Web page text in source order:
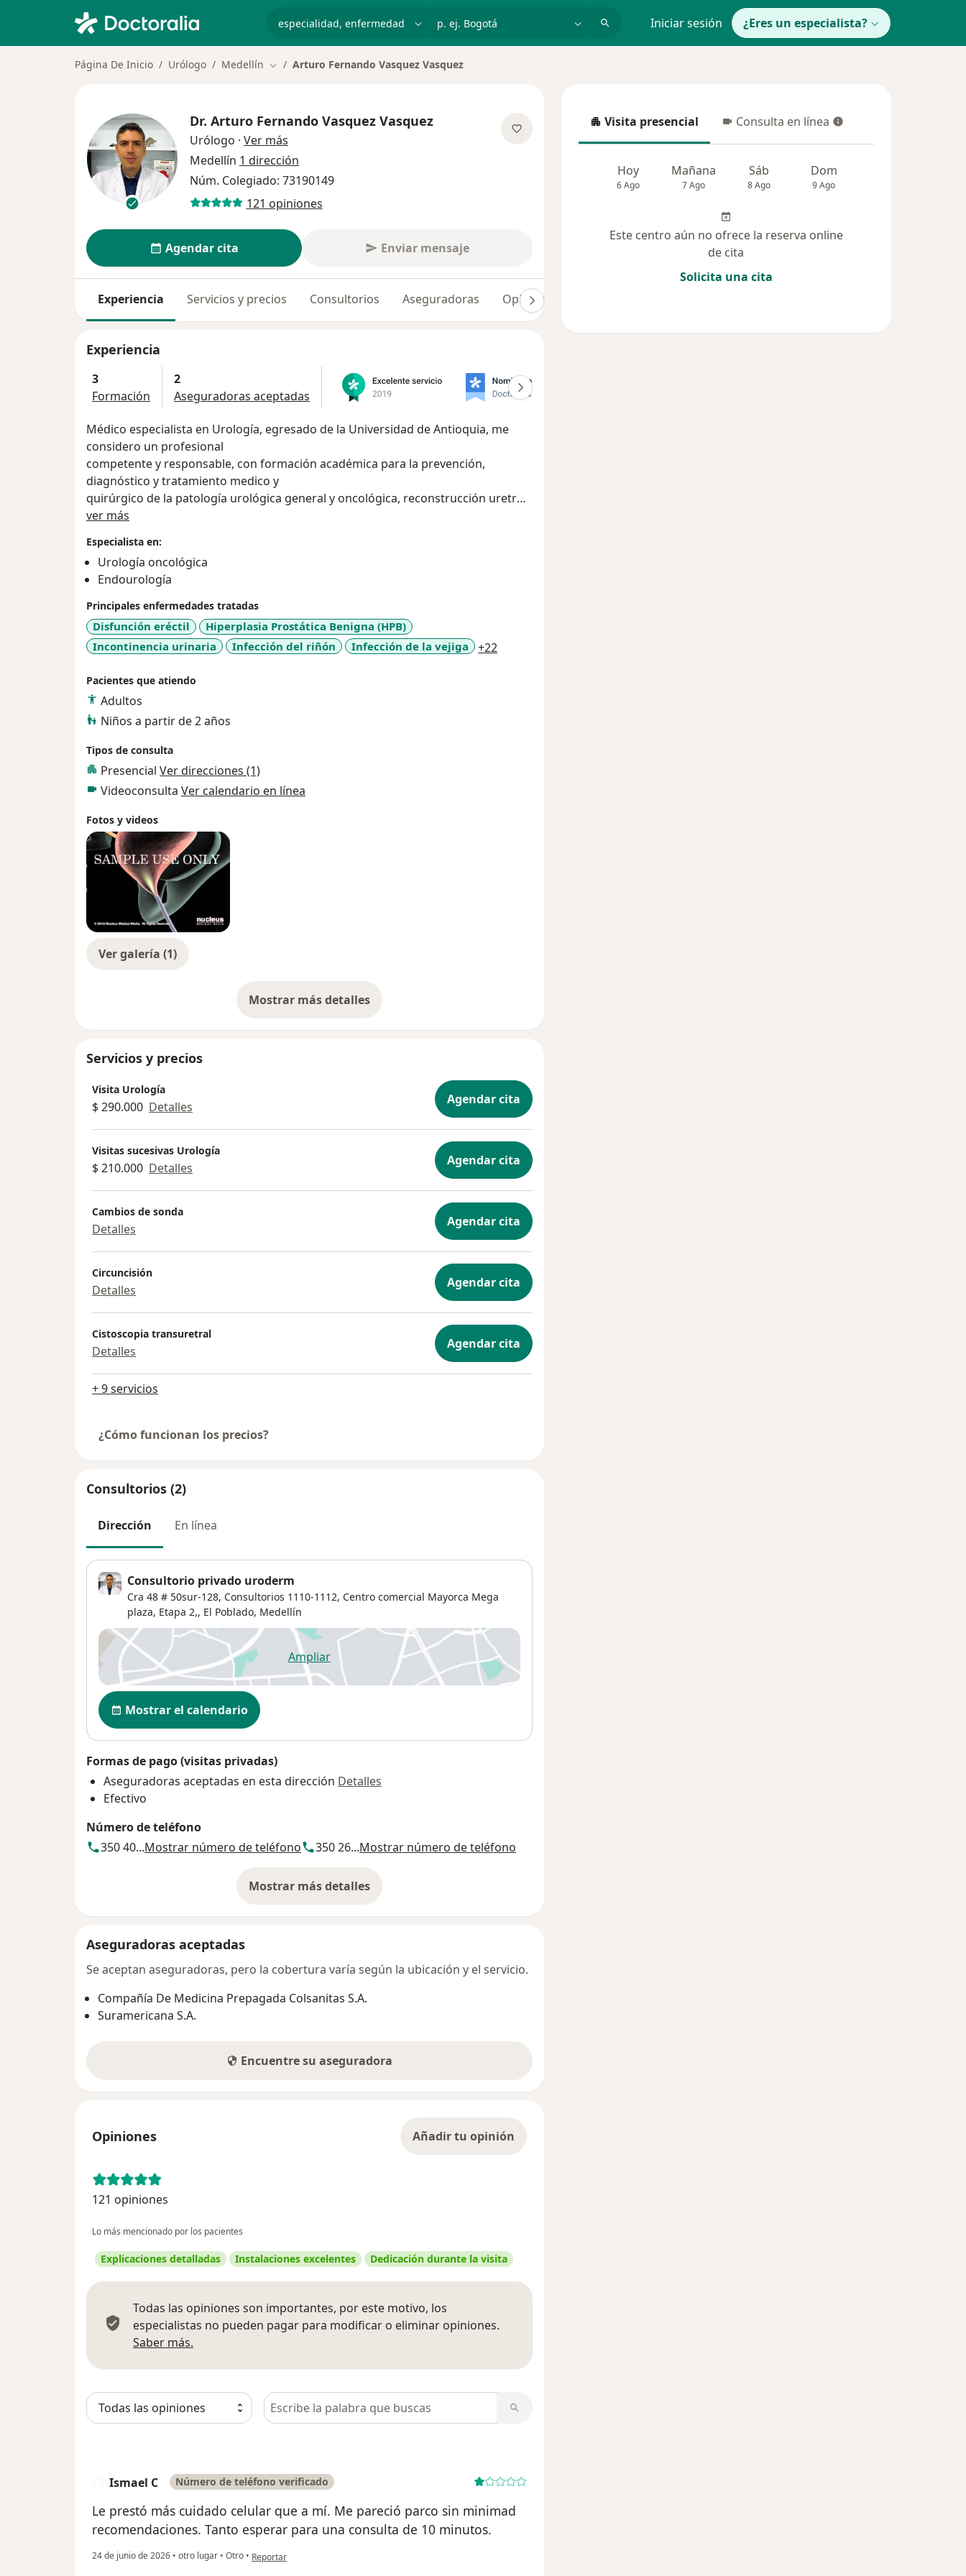
p. ej. Bogotá Iniciar sesión ¿Eres un especialista?
Página De Inicio Urólogo Medellín Cambiar de ciudad
Arturo Fernando Vasquez Vasquez
Dr. Arturo Fernando Vasquez Vasquez
Urólogo · Ver más
Medellín 1 dirección
Núm. Colegiado: 73190149
121 opiniones
Agendar cita Enviar mensaje
Experiencia Servicios y precios Consultorios Aseguradoras Opiniones (121)
Experiencia
3
Formación
2
Aseguradoras aceptadas
Médico especialista en Urología, egresado de la Universidad de Antioquia, me
considero un profesional
competente y responsable, con formación académica para la prevención,
diagnóstico y tratamiento medico y
quirúrgico de la patología urológica general y oncológica, reconstrucción uretral
(uretroplastia) y principios básicos de
enseñanza. Cuento con la
preparación adecuada para investigar y colaborar en equipos multidisciplinarios
de salud, con visión
ética, social y de respeto a los pacientes y colegas, así como la capacidad de
realizar análisis crítico de la literatura científica.
ver más
Especialista en:
Urología oncológica
Endourología
Principales enfermedades tratadas
Disfunción eréctil
Hiperplasia Prostática Benigna (HPB)
Incontinencia urinaria
Infección del riñón Infección de la vejiga +22
Pacientes que atiendo
Adultos
Niños a partir de 2 años
Tipos de consulta
Presencial Ver direcciones (1)
Videoconsulta Ver calendario en línea
Fotos y videos
Ver galería (1)
Mostrar más detalles
sobre la experiencia
Servicios y precios
Visita Urología
$ 290.000 Detalles Agendar cita
Visitas sucesivas Urología
$ 210.000 Detalles Agendar cita
Cambios de sonda
Detalles Agendar cita
Circuncisión
Detalles Agendar cita
Cistoscopia transuretral
Detalles Agendar cita
+ 9 servicios
¿Cómo funcionan los precios?
Consultorios (2)
Dirección En línea
Consultorio privado uroderm
Cra 48 # 50sur-128, Consultorios 1110-1112, Centro comercial Mayorca Mega
plaza, Etapa 2,, El Poblado, Medellín
Ampliarse abre en una nueva pestaña
Disponibilidad
Mostrar el calendario
Formas de pago (visitas privadas)
Aseguradoras aceptadas en esta dirección Detalles
Efectivo
Número de teléfono
350 40...Mostrar número de teléfono 350 26...Mostrar número de teléfono
Mostrar más detalles
sobre la dirección
Aseguradoras aceptadas
Se aceptan aseguradoras, pero la cobertura varía según la ubicación y el servicio.
Compañía De Medicina Prepagada Colsanitas S.A.
Suramericana S.A.
Encuentre su aseguradora
Opiniones Añadir tu opinión
121 opiniones
Lo más mencionado por los pacientes
Explicaciones detalladas Instalaciones excelentes Dedicación durante la visita
Todas las opiniones son importantes, por este motivo, los
especialistas no pueden pagar para modificar o eliminar opiniones.
Saber más.
Busca en opiniones
Ismael C Número de teléfono verificado
Le prestó más cuidado celular que a mí. Me pareció parco sin minimad
recomendaciones. Tanto esperar para una consulta de 10 minutos.
24 de junio de 2026 • otro lugar • Otro • en opinión del usuario Ismael C
Reportar
Visita presencial
Visita presencial Consulta en línea
Consulta en línea
Hoy
6 Ago
Mañana
7 Ago
Sáb
8 Ago
Dom
9 Ago
Este centro aún no ofrece la reserva online
de cita
Solicita una cita